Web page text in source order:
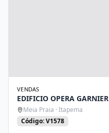
VENDAS
EDIFICIO OPERA GARNIER
Meia Praia · Itapema
Código: V1578